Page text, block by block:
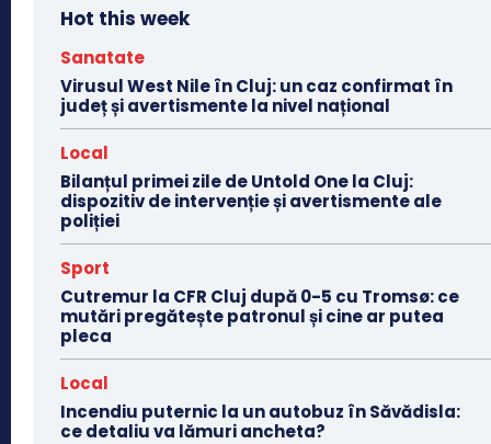
Hot this week
Sanatate
Virusul West Nile în Cluj: un caz confirmat în
județ și avertismente la nivel național
Local
Bilanțul primei zile de Untold One la Cluj:
dispozitiv de intervenție și avertismente ale
poliției
Sport
Cutremur la CFR Cluj după 0-5 cu Tromsø: ce
mutări pregătește patronul și cine ar putea
pleca
Local
Incendiu puternic la un autobuz în Săvădisla:
ce detaliu va lămuri ancheta?